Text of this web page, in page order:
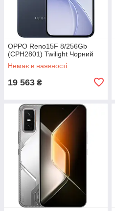
OPPO Reno15F 8/256Gb
(CPH2801) Twilight Чорний
Немає в наявності
19 563 ₴